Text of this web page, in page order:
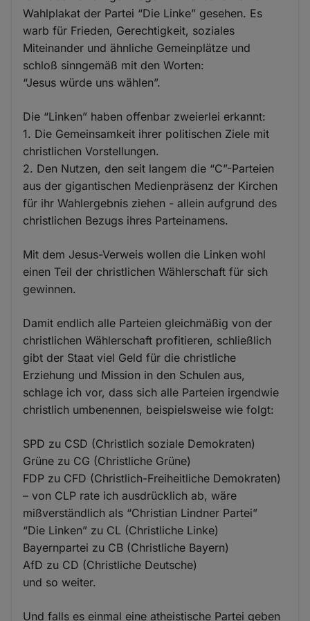
Wahlplakat der Partei “Die Linke” gesehen. Es
warb für Frieden, Gerechtigkeit, soziales
Miteinander und ähnliche Gemeinplätze und
schloß sinngemäß mit den Worten:
“Jesus würde uns wählen”.
Die “Linken” haben offenbar zweierlei erkannt:
1. Die Gemeinsamkeit ihrer politischen Ziele mit
christlichen Vorstellungen.
2. Den Nutzen, den seit langem die “C”-Parteien
aus der gigantischen Medienpräsenz der Kirchen
für ihr Wahlergebnis ziehen - allein aufgrund des
christlichen Bezugs ihres Parteinamens.
Mit dem Jesus-Verweis wollen die Linken wohl
einen Teil der christlichen Wählerschaft für sich
gewinnen.
Damit endlich alle Parteien gleichmäßig von der
christlichen Wählerschaft profitieren, schließlich
gibt der Staat viel Geld für die christliche
Erziehung und Mission in den Schulen aus,
schlage ich vor, dass sich alle Parteien irgendwie
christlich umbenennen, beispielsweise wie folgt:
SPD zu CSD (Christlich soziale Demokraten)
Grüne zu CG (Christliche Grüne)
FDP zu CFD (Christlich-Freiheitliche Demokraten)
– von CLP rate ich ausdrücklich ab, wäre
mißverständlich als “Christian Lindner Partei”
“Die Linken” zu CL (Christliche Linke)
Bayernpartei zu CB (Christliche Bayern)
AfD zu CD (Christliche Deutsche)
und so weiter.
Und falls es einmal eine atheistische Partei geben